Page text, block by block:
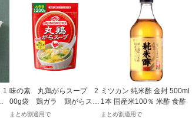
1 味の素 丸鶏がらスープ 2
00g袋 鶏ガラ 鶏がらスー
プの素
まとめ割適用で
ミツカン 純米酢 金封 500ml
1本 国産米100％ 米酢 食酢
まとめ割適用で